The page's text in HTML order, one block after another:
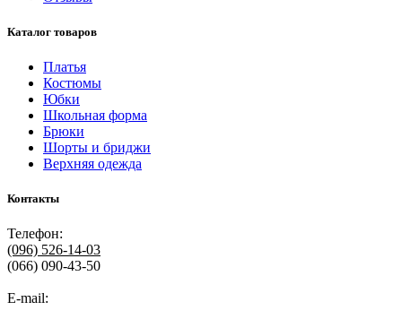
Каталог товаров
Платья
Костюмы
Юбки
Школьная форма
Брюки
Шорты и бриджи
Верхняя одежда
Контакты
Телефон:
(096) 526-14-03
(066) 090-43-50
E-mail: